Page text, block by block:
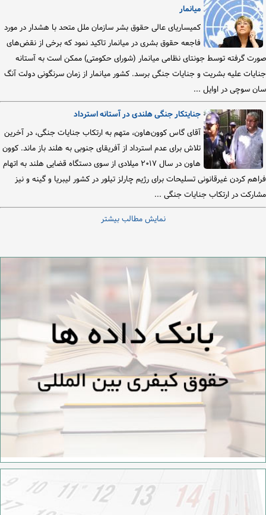
میانمار
کمیساریای عالی حقوق بشر سازمان ملل متحد با هشدار در مورد
فاجعه حقوق بشری در میانمار تاکید نمود که برخی از نقض‌های
صورت گرفته توسط جونتای نظامی میانمار (شورای حکومتی) ممکن است به آستانه
جنایات علیه بشریت و جنایات جنگی برسد. کشور میانمار از زمان سرنگونی دولت آنگ
سان سوچی در اوایل ...
جنایتکار جنگی هلندی در آستانه استرداد
آقای گاس کوون‌هاون، متهم به ارتکاب جنایات جنگی، در آخرین
تلاش برای عدم استرداد از آفریقای جنوبی به هلند باز ماند. کوون
هاون در سال ۲۰۱۷ میلادی از سوی دستگاه قضایی هلند به اتهام
فراهم کردن غیرقانونی تسلیحات برای رژیم چارلز تیلور در کشور لیبریا و گینه و نیز
مشارکت در ارتکاب جنایات جنگی ...
نمایش مطالب بیشتر